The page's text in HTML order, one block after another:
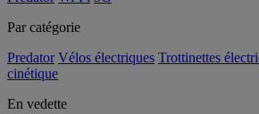
Par catégorie
Predator Vélos électriques Trottinettes
cinétique
En vedette